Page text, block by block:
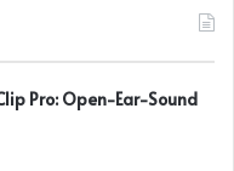
Pro: Open-Ear-Sound